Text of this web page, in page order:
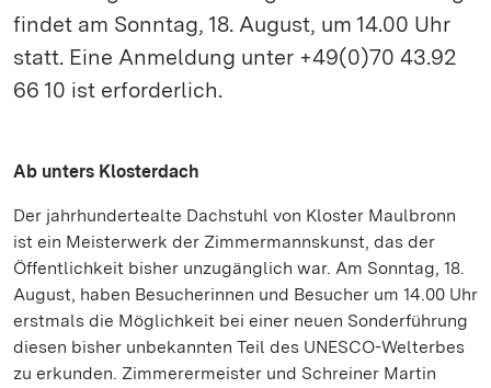
findet am Sonntag, 18. August, um 14.00 Uhr
statt. Eine Anmeldung unter +49(0)70 43.92
66 10 ist erforderlich.
Ab unters Klosterdach
Der jahrhundertealte Dachstuhl von Kloster Maulbronn
ist ein Meisterwerk der Zimmermannskunst, das der
Öffentlichkeit bisher unzugänglich war. Am Sonntag, 18.
August, haben Besucherinnen und Besucher um 14.00 Uhr
erstmals die Möglichkeit bei einer neuen Sonderführung
diesen bisher unbekannten Teil des UNESCO-Welterbes
zu erkunden. Zimmerermeister und Schreiner Martin